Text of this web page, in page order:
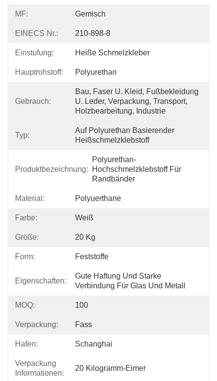
MF: Gemisch
EINECS Nr.: 210-898-8
Einstufung: Heiße Schmelzkleber
Hauptrohstoff: Polyurethan
Gebrauch:
Bau, Faser U. Kleid, Fußbekleidung
U. Leder, Verpackung, Transport,
Holzbearbeitung, Industrie
Typ:
Auf Polyurethan Basierender
Heißschmelzklebstoff
Produktbezeichnung:
Polyurethan-
Hochschmelzklebstoff Für
Randbänder
Material: Polyuerthane
Farbe: Weiß
Größe: 20 Kg
Form: Feststoffe
Eigenschaften:
Gute Haftung Und Starke
Verbindung Für Glas Und Metall
MOQ: 100
Verpackung: Fass
Hafen: Schanghai
Verpackung
Informationen:
20 Kilogramm-Eimer